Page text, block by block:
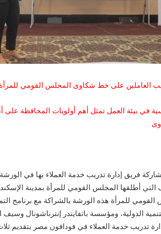
العاملين على خط شكاوى المجلس القومي للمرأة
في بيئة العمل تمثل أهم أولويات المحافظة
فريق إدارة تدريب خدمة العملاء بها في الورشة
للمرأة هذه الورشة بالشراكة مع برنامج
الدولية، ومؤسسة باثفايندر إنترناشونال
تدريب خدمة العملاء في فودافون مصر بتقديم